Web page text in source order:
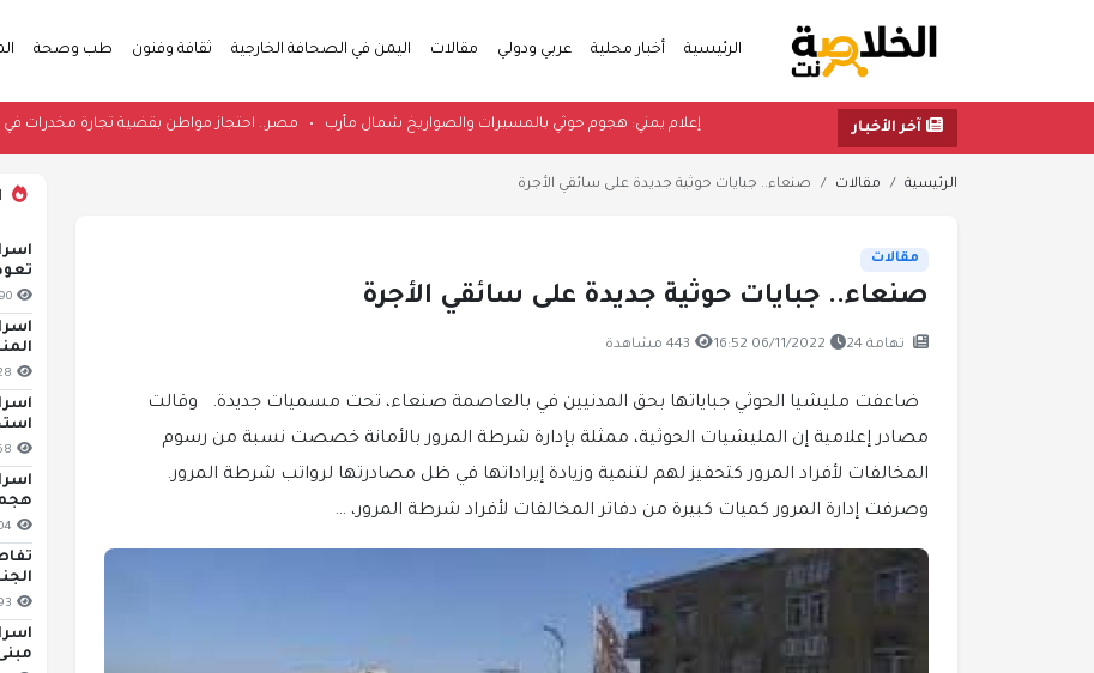
الرئيسية أخبار محلية عربي ودولي مقالات اليمن في الصحافة الخارجية ثقافة وفنون طب وصحة
آخر الأخبار إعلام يمني: هجوم حوثي بالمسيرات والصواريخ شمال مأرب•مصر.. احتجاز مواطن بقضية تجارة
الرئيسية مقالات صنعاء.. جبايات حوثية جديدة على سائقي الأجرة
مقالات
صنعاء.. جبايات حوثية جديدة على سائقي الأجرة
تهامة 24 06/11/2022 16:52 443 مشاهدة
ضاعفت مليشيا الحوثي جباياتها بحق المدنيين في بالعاصمة صنعاء، تحت مسميات جديدة. وقالت
مصادر إعلامية إن المليشيات الحوثية، ممثلة بإدارة شرطة المرور بالأمانة خصصت نسبة من رسوم
المخالفات لأفراد المرور كتحفيز لهم لتنمية وزيادة إيراداتها في ظل مصادرتها لرواتب شرطة المرور.
وصرفت إدارة المرور كميات كبيرة من دفاتر المخالفات لأفراد شرطة المرور، …
مبنى